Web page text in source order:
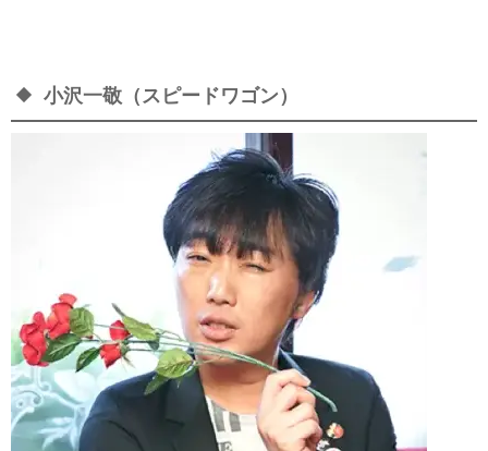
小沢一敬（スピードワゴン）